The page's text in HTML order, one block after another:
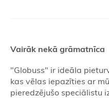
Vairāk nekā grāmatnīca
"Globuss" ir ideāla
kas vēlas iepazīties ar
pieredzējušo speciālistu